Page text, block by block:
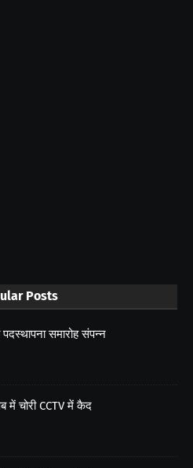
Posts
समारोह संपन्न
चोरी CCTV में कैद